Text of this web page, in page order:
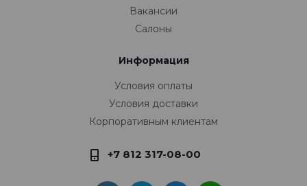
Вакансии
Салоны
Информация
Условия оплаты
Условия доставки
Корпоративным клиентам
+7 812 317-08-00